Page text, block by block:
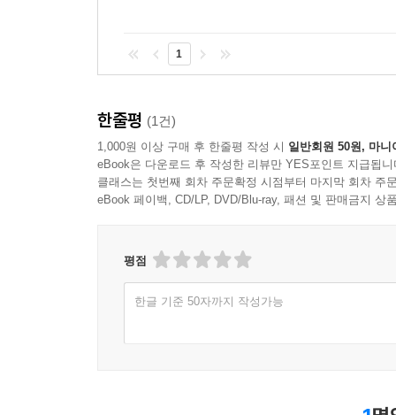
1
한줄평 (1건)
1,000원 이상 구매 후 한줄평 작성 시 일반회원 50원, 마니
eBook은 다운로드 후 작성한 리뷰만 YES포인트 지급됩니
클래스는 첫번째 회차 주문확정 시점부터 마지막 회차 주
eBook 페이백, CD/LP, DVD/Blu-ray, 패션 및 판매금지 상
평점
한글 기준 50자까지 작성가능